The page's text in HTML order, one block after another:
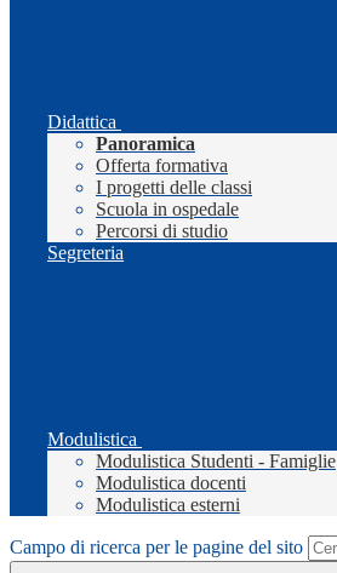
Didattica
Panoramica
Offerta formativa
I progetti delle classi
Scuola in ospedale
Percorsi di studio
Segreteria
Modulistica
Modulistica Studenti - Famiglie
Modulistica docenti
Modulistica esterni
Campo di ricerca per le pagine del sito